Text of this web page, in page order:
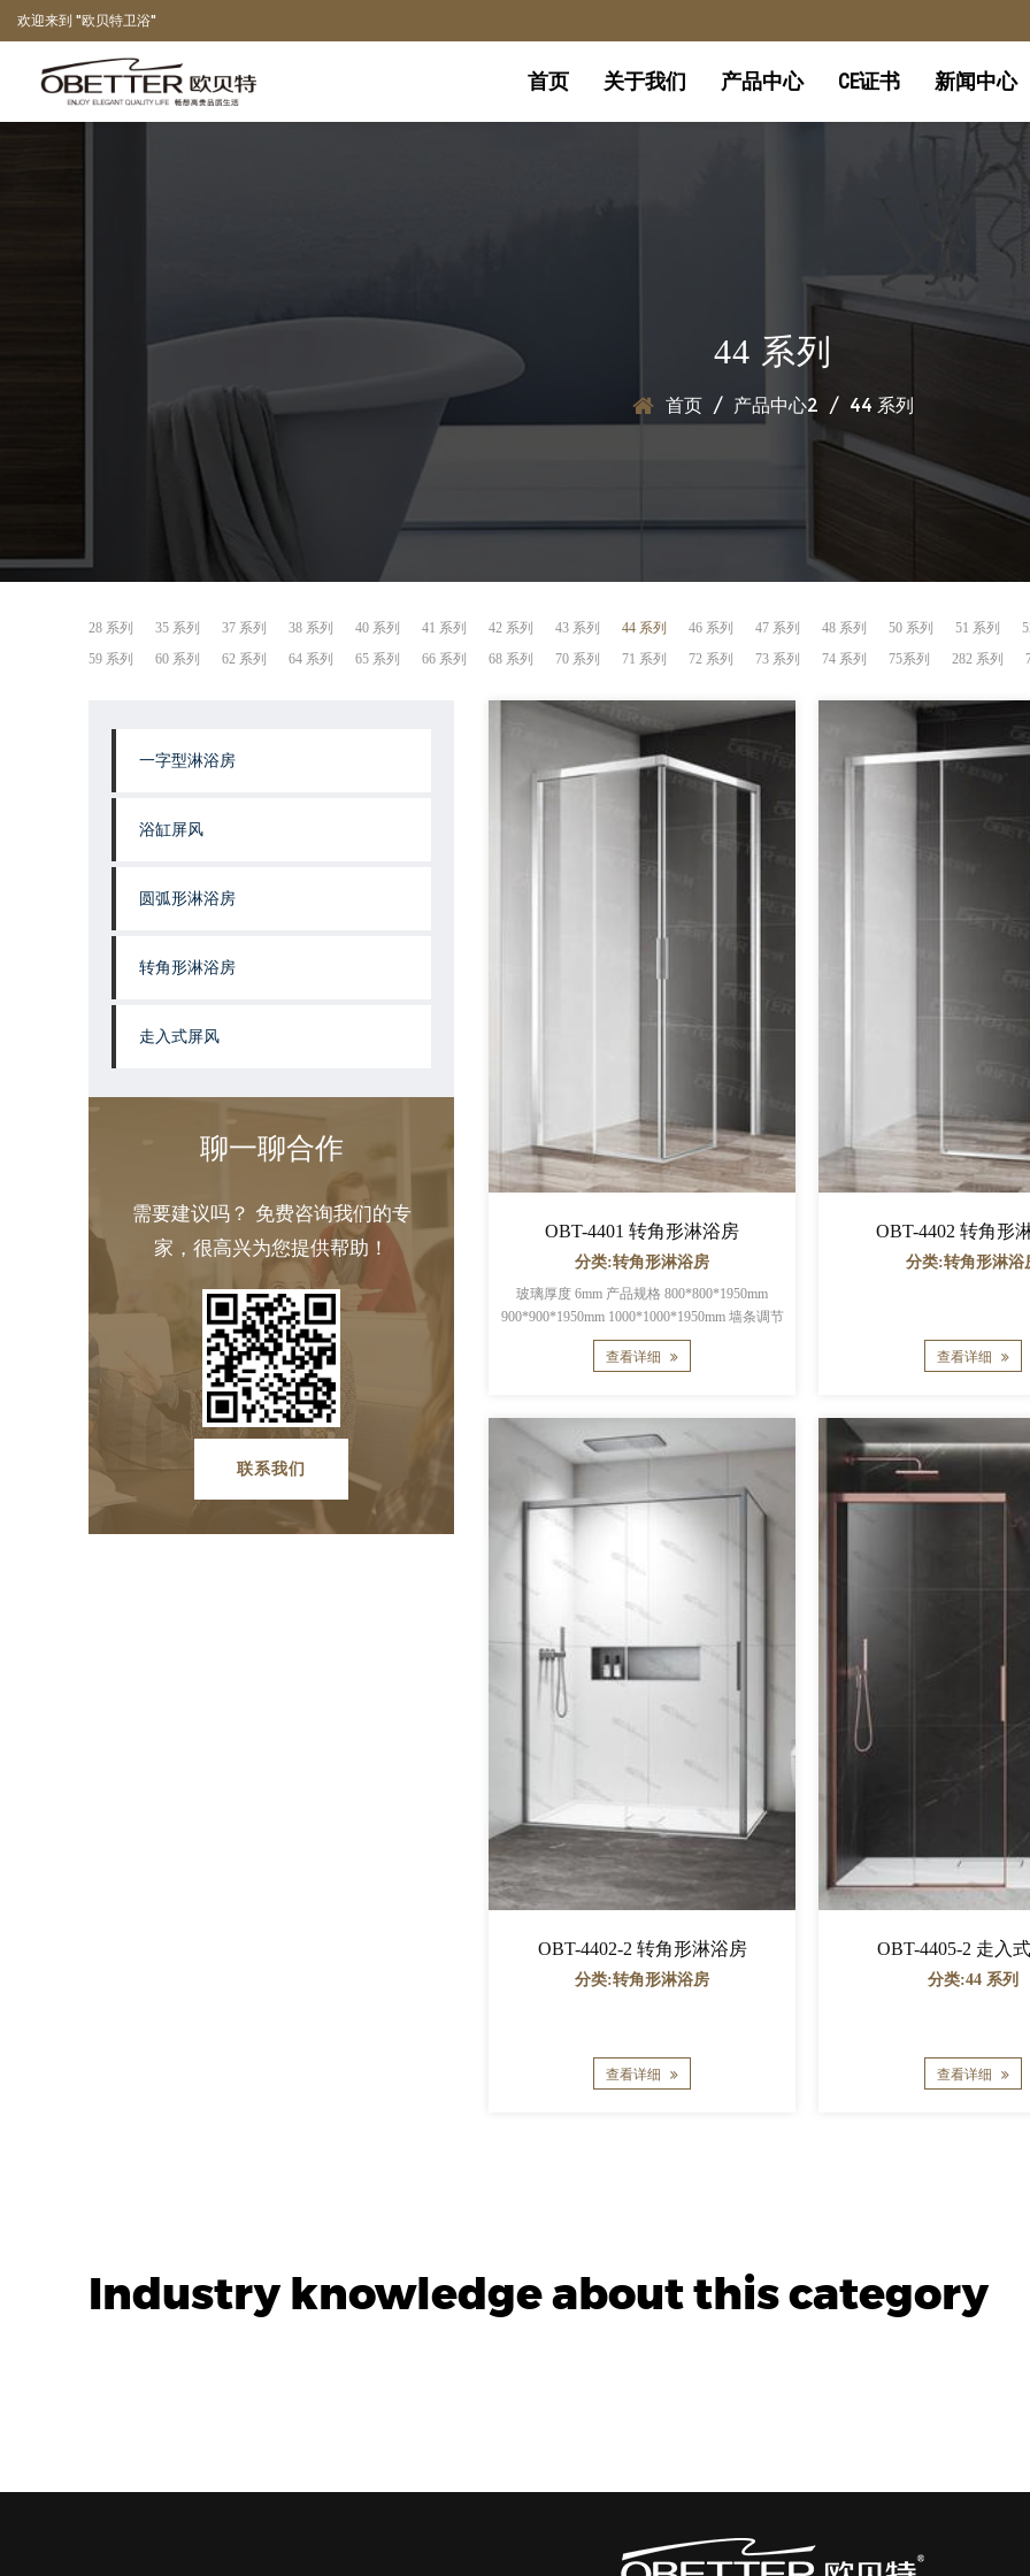
欢迎来到 "欧贝特卫浴"
首页 关于我们 产品中心 CE证书 新闻中心
44 系列
首页 / 产品中心2 / 44 系列
28 系列 35 系列 37 系列 38 系列 40 系列 41 系列 42 系列 43 系列 44 系列 46 系列 47 系列 48 系列 50 系列 51 系列
59 系列
60 系列 62 系列 64 系列 65 系列 66 系列 68 系列 70 系列 71 系列 72 系列 73 系列 74 系列 75系列 282 系列
一字型淋浴房
浴缸屏风
圆弧形淋浴房
转角形淋浴房
走入式屏风
聊一聊合作
需要建议吗？ 免费咨询我们的专
家，很高兴为您提供帮助！
联系我们
OBT-4401 转角形淋浴房
分类:转角形淋浴房
玻璃厚度 6mm 产品规格 800*800*1950mm
900*900*1950mm 1000*1000*1950mm 墙条调节
查看详细
OBT-4402 转角形
分类:转角形淋浴
查看详细
OBT-4402-2 转角形淋浴房
分类:转角形淋浴房
查看详细
OBT-4405-2 走入
分类:44 系列
查看详细
Industry knowledge about this category